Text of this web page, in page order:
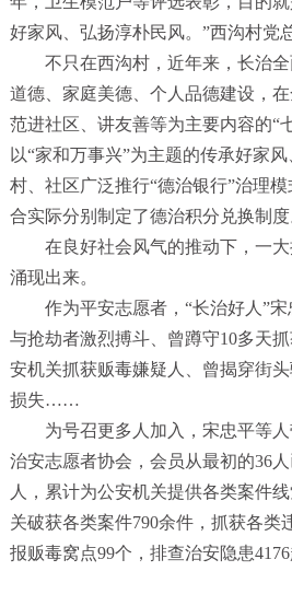
好家风、弘扬淳朴民风。 ”西沟村党
不只在西沟村，近年来，长治全
道德、家庭美德、个人品德建设，
范进社区、讲友善等为主要内容的“
以“家和万事兴”为主题的传承好家
村、社区广泛推行“德治银行”治理模
合实际分别制定了德治积分兑换制度
在良好社会风气的推动下，一大
涌现出来。
作为平安志愿者， “长治好人 ”宋
与抢劫者激烈搏斗、曾蹲守10多天
安机关抓获贩毒嫌疑人、曾揭穿街
损失……
为号召更多人加入，宋忠平等人
治安志愿者协会，会员从最初的36
人，累计为公安机关提供各类案件
关破获各类案件790余件，抓获各类
报贩毒窝点99个，排查治安隐患4176